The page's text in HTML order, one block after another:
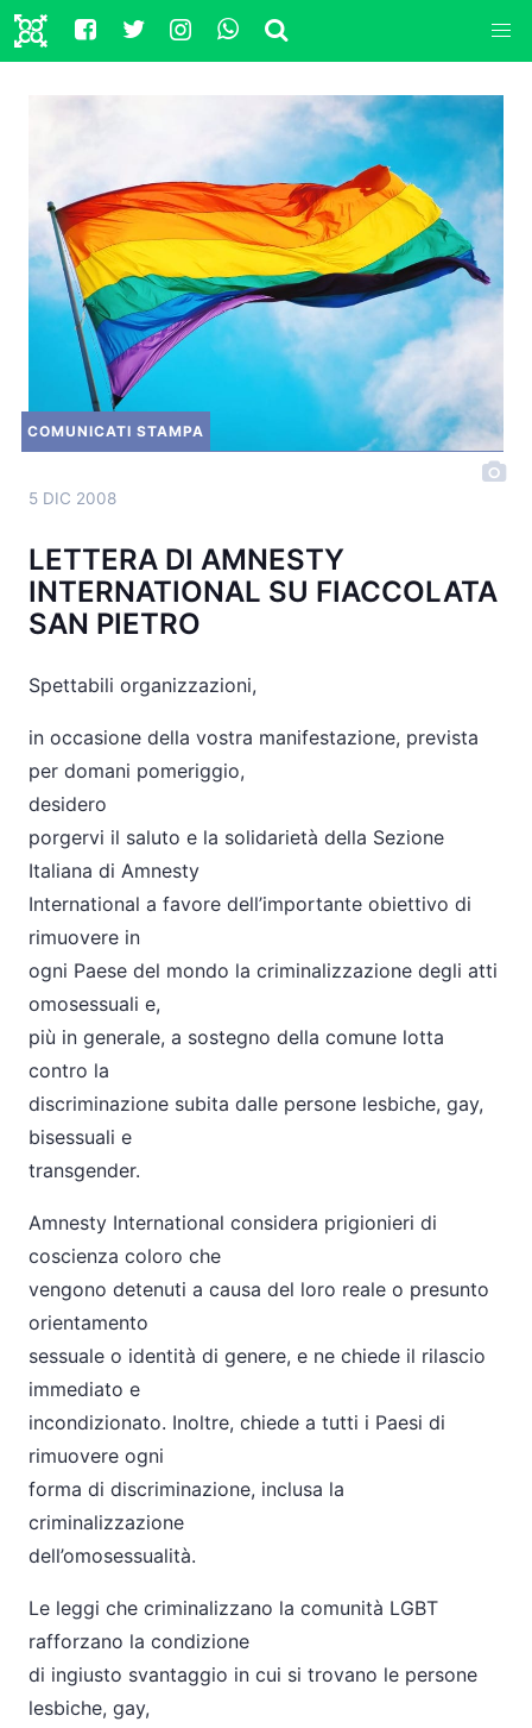
COMUNICATI STAMPA
5 DIC 2008
LETTERA DI AMNESTY
INTERNATIONAL SU FIACCOLATA
SAN PIETRO
Spettabili organizzazioni,
in occasione della vostra manifestazione, prevista
per domani pomeriggio,
desidero
porgervi il saluto e la solidarietà della Sezione
Italiana di Amnesty
International a favore dell’importante obiettivo di
rimuovere in
ogni Paese del mondo la criminalizzazione degli atti
omosessuali e,
più in generale, a sostegno della comune lotta
contro la
discriminazione subita dalle persone lesbiche, gay,
bisessuali e
transgender.
Amnesty International considera prigionieri di
coscienza coloro che
vengono detenuti a causa del loro reale o presunto
orientamento
sessuale o identità di genere, e ne chiede il rilascio
immediato e
incondizionato. Inoltre, chiede a tutti i Paesi di
rimuovere ogni
forma di discriminazione, inclusa la
criminalizzazione
dell’omosessualità.
Le leggi che criminalizzano la comunità LGBT
rafforzano la condizione
di ingiusto svantaggio in cui si trovano le persone
lesbiche, gay,